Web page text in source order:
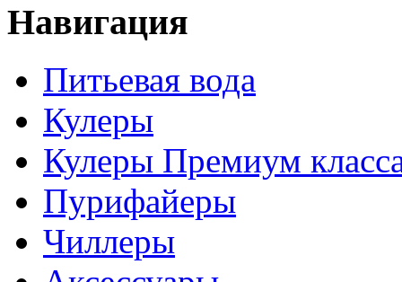
Навигация
Питьевая вода
Кулеры
Кулеры Премиум
Пурифайеры
Чиллеры